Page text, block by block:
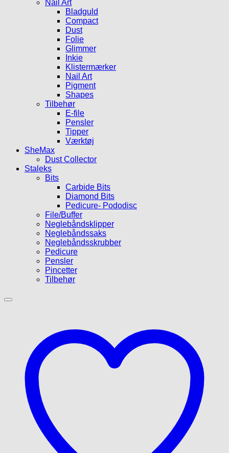
Nail Art
Bladguld
Compact
Dust
Folie
Glimmer
Inkie
Klistermærker
Nail Art
Pigment
Shapes
Tilbehør
E-file
Pensler
Tipper
Værktøj
SheMax
Dust Collector
Staleks
Bits
Carbide Bits
Diamond Bits
Pedicure- Pododisc
File/Buffer
Neglebåndsklipper
Neglebåndssaks
Neglebåndsskrubber
Pedicure
Pensler
Pincetter
Tilbehør